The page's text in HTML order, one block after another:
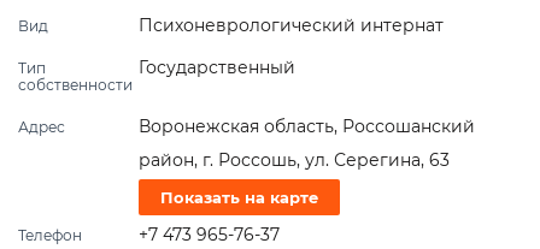
Вид Психоневрологический интернат
Тип
собственности
Государственный
Адрес
Воронежская область, Россошанский
район, г. Россошь, ул. Серегина, 63
Показать на карте
Телефон +7 473 965-76-37